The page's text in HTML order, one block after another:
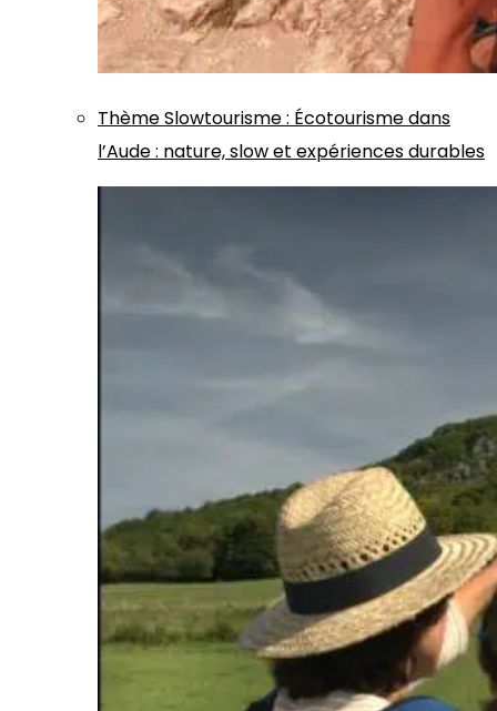
ThèmeSlowtourisme: Écotourisme dans
l’Aude : nature, slow et expériences durables